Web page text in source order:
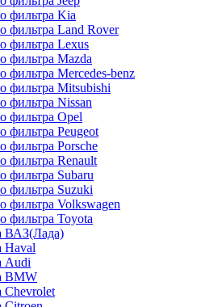
фильтра Kia
фильтра Land Rover
фильтра Lexus
фильтра Mazda
фильтра Mercedes-benz
фильтра Mitsubishi
фильтра Nissan
фильтра Opel
фильтра Peugeot
фильтра Porsche
фильтра Renault
фильтра Subaru
фильтра Suzuki
фильтра Volkswagen
фильтра Toyota
ВАЗ(Лада)
Haval
Audi
BMW
Chevrolet